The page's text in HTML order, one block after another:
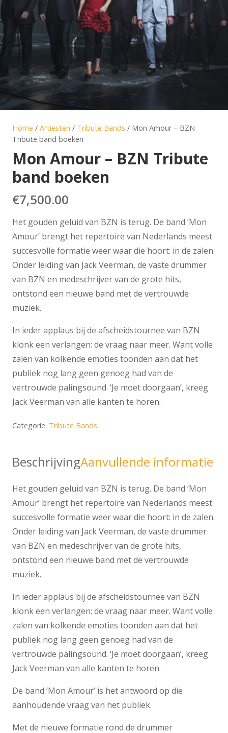
Home / Artiesten / Tribute Bands / Mon Amour – BZN
Tribute band boeken
Mon Amour – BZN Tribute
band boeken
€7,500.00
Het gouden geluid van BZN is terug. De band ‘Mon
Amour’ brengt het repertoire van Nederlands meest
succesvolle formatie weer waar die hoort: in de zalen.
Onder leiding van Jack Veerman, de vaste drummer
van BZN en medeschrijver van de grote hits,
ontstond een nieuwe band met de vertrouwde
muziek.
In ieder applaus bij de afscheidstournee van BZN
klonk een verlangen: de vraag naar meer. Want volle
zalen van kolkende emoties toonden aan dat het
publiek nog lang geen genoeg had van de
vertrouwde palingsound. ‘Je moet doorgaan’, kreeg
Jack Veerman van alle kanten te horen.
Categorie: Tribute Bands
BeschrijvingAanvullende informatie
Het gouden geluid van BZN is terug. De band ‘Mon
Amour’ brengt het repertoire van Nederlands meest
succesvolle formatie weer waar die hoort: in de zalen.
Onder leiding van Jack Veerman, de vaste drummer
van BZN en medeschrijver van de grote hits,
ontstond een nieuwe band met de vertrouwde
muziek.
In ieder applaus bij de afscheidstournee van BZN
klonk een verlangen: de vraag naar meer. Want volle
zalen van kolkende emoties toonden aan dat het
publiek nog lang geen genoeg had van de
vertrouwde palingsound. ‘Je moet doorgaan’, kreeg
Jack Veerman van alle kanten te horen.
De band ‘Mon Amour’ is het antwoord op die
aanhoudende vraag van het publiek.
Met de nieuwe formatie rond de drummer